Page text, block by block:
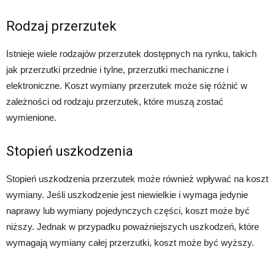
Rodzaj przerzutek
Istnieje wiele rodzajów przerzutek dostępnych na rynku, takich
jak przerzutki przednie i tylne, przerzutki mechaniczne i
elektroniczne. Koszt wymiany przerzutek może się różnić w
zależności od rodzaju przerzutek, które muszą zostać
wymienione.
Stopień uszkodzenia
Stopień uszkodzenia przerzutek może również wpływać na koszt
wymiany. Jeśli uszkodzenie jest niewielkie i wymaga jedynie
naprawy lub wymiany pojedynczych części, koszt może być
niższy. Jednak w przypadku poważniejszych uszkodzeń, które
wymagają wymiany całej przerzutki, koszt może być wyższy.